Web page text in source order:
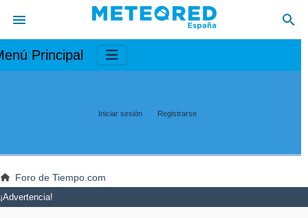
Principal
Iniciar sesión Registrarse
Foro de Tiempo.com
¡Advertencia!